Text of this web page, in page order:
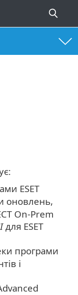
ESET
оновлень,
On-Prem
для ESET
програми
і